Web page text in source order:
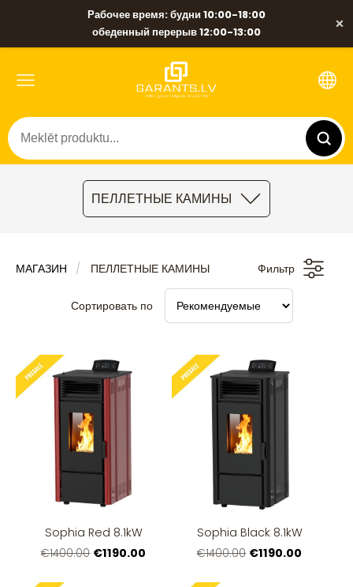
Рабочее время: будни 10:00-18:00
обеденный перерыв 12:00-13:00
×
ПЕЛЛЕТНЫЕ КАМИНЫ
МАГАЗИН ПЕЛЛЕТНЫЕ КАМИНЫ Фильтр
Сортировать по
Sophia Red 8.1kW
€1400.00 €1190.00
Sophia Black 8.1kW
€1400.00 €1190.00